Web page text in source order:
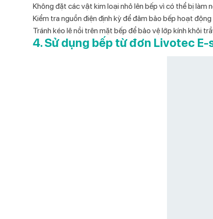
Không đặt các vật kim loại nhỏ lên bếp vì có thể bị làm
Kiểm tra nguồn điện định kỳđể đảm bảo bếp hoạt động
Tránh kéo lê nồi trên mặt bếp để bảo vệ lớp kính khỏi
4. Sử dụng bếp từ đơn Livotec